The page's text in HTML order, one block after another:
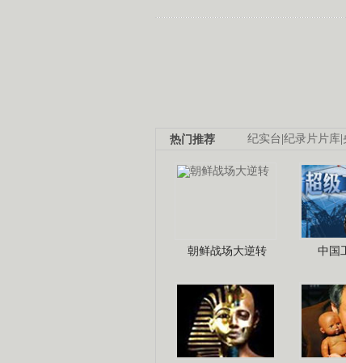
纪实台 纪录片片库
热门推荐
朝鲜战场大逆转 中国